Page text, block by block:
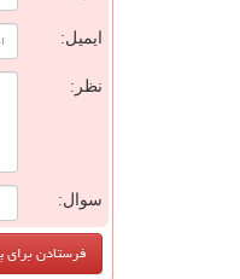
ایمیل:
نظر:
سوال: